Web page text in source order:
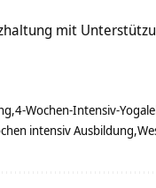
mit
4-Wochen-Intensiv-
intensiv Ausbildung